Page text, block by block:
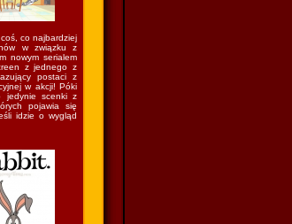
co najbardziej
w związku z
nowym serialem
z jednego z
postaci z
w akcji! Póki
jedynie scenki z
pojawia się
idzie o wygląd